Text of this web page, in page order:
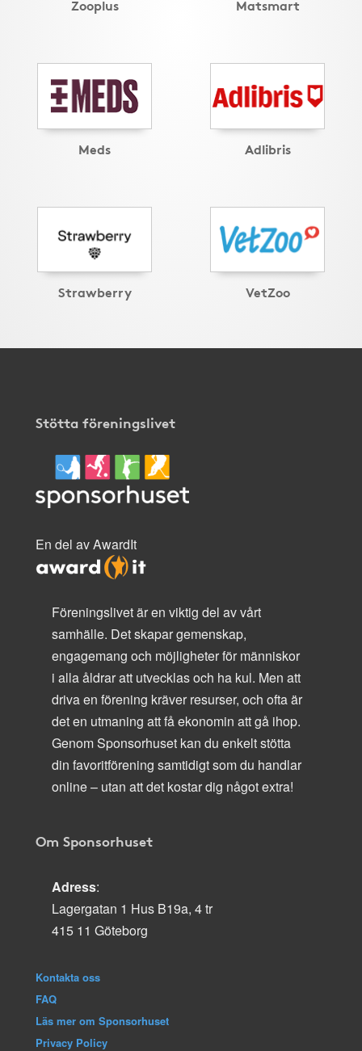
Zooplus Matsmart
Meds Adlibris
Strawberry VetZoo
Stötta föreningslivet
En del av AwardIt
Föreningslivet är en viktig del av vårt
samhälle. Det skapar gemenskap,
engagemang och möjligheter för människor
i alla åldrar att utvecklas och ha kul. Men att
driva en förening kräver resurser, och ofta är
det en utmaning att få ekonomin att gå ihop.
Genom Sponsorhuset kan du enkelt stötta
din favoritförening samtidigt som du handlar
online – utan att det kostar dig något extra!
Om Sponsorhuset
Adress:
Lagergatan 1 Hus B19a, 4 tr
415 11 Göteborg
Kontakta oss
FAQ
Läs mer om Sponsorhuset
Privacy Policy